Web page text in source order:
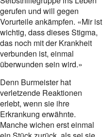
gerufen und will gegen
Vorurteile ankämpfen. «Mir ist
wichtig, dass dieses Stigma,
das noch mit der Krankheit
verbunden ist, einmal
überwunden sein wird.»
Denn Burmeister hat
verletzende Reaktionen
erlebt, wenn sie ihre
Erkrankung erwähnte.
Manche wichen erst einmal